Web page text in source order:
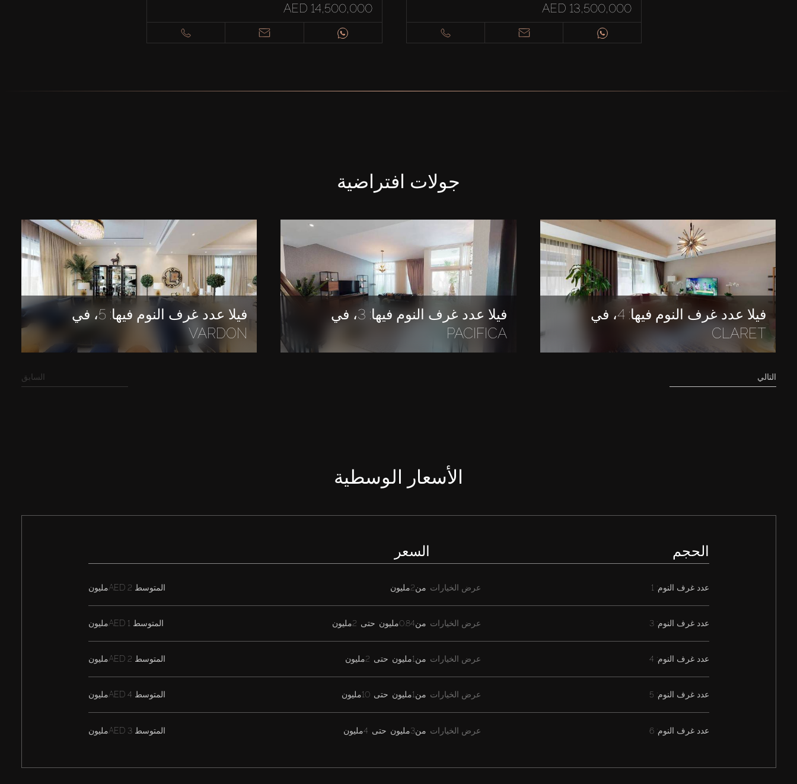
AED 14,500,000 AED 13,500,000
جولات افتراضية
فيلا عدد غرف النوم فيها: 5، في
VARDON
فيلا عدد غرف النوم فيها: 3، في
PACIFICA
فيلا عدد غرف النوم فيها: 4، في
CLARET
السابق التالي
الأسعار الوسطية
الحجم
عدد غرف النوم: 1 عرض الخيارات
عدد غرف النوم: 3 عرض الخيارات
عدد غرف النوم: 4 عرض الخيارات
عدد غرف النوم: 5 عرض الخيارات
عدد غرف النوم: 6 عرض الخيارات
السعر
من2مليون المتوسط
من0.84مليون حتى 2مليون المتوسط
من1مليون حتى 2مليون المتوسط
من1مليون حتى 10مليون المتوسط
من3مليون حتى 4مليون المتوسط AED 3مليون